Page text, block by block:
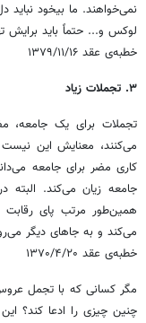
نمی‌خواهند. ما بیخود
لوکس و... حتماً باید برایش
خطبه‌ی عقد ۱۳۷۹/۱۱/۱۶
۳. تجملات زیاد
تجملات برای یک
می‌کنند، معنایش این
کاری مضر برای جامعه
جامعه زیان می‌کند. البته
همین‌طور مرتب پای
می‌کند و به جاهای دیگر
خطبه‌ی عقد ۱۳۷۰/۴/۲۰
مگر کسانی که با تجمل
چنین چیزی را ادعا کند؟